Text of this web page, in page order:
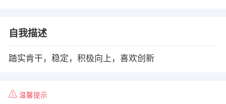
自我描述
踏实肯干，稳定，积极向上，喜欢创新
温馨提示